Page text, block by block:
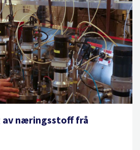
næringsstoff frå